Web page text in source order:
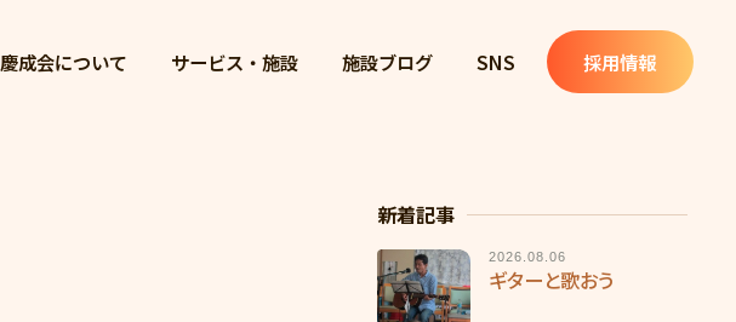
慶成会について サービス・施設 施設ブログ SNS 採用情報
新着記事
2026.08.06
ギターと歌おう